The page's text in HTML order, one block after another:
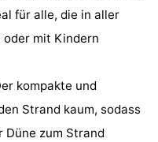
für alle, die in aller
oder mit Kindern
kompakte und
Strand kaum, sodass
Düne zum Strand